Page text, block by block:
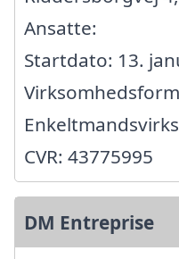
Ansatte:
Startdato: 13.
CVR: 43775995
DM Entreprise